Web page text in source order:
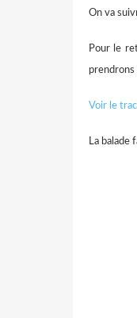
On va
Pour le
Voir le
La